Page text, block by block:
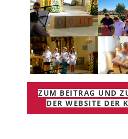
ZUM BEITRAG UND
DER WEBSITE DER